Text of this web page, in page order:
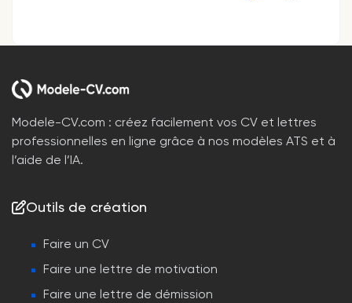
Modele-CV.com : créez facilement vos CV et lettres
professionnelles en ligne grâce à nos modèles ATS et à
l’aide de l’IA.
Outils de création
Faire un CV
Faire une lettre de motivation
Faire une lettre de démission